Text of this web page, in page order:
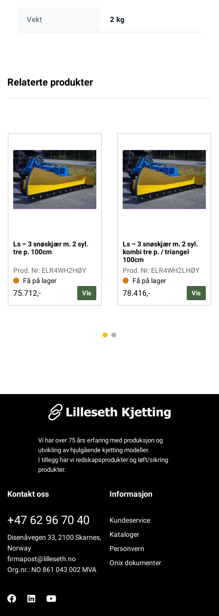
Vekt 2 kg
Relaterte produkter
Ls – 3 snøskjær m. 2 syl.
tre p. 100cm
Prod. Nr: ELR4WH2HØY
Få på lager
75.712,- Vis
Ls – 3 snøskjær m. 2 syl.
kombi tre p. / triangel
100cm
Prod. Nr: ELR4WH2LHØY
Få på lager
78.416,- Vis
Vi har over 75 års erfaring med produksjon og
utvikling av hjulgående kjetting modeller.
I tillegg har vi redskapsprodukter og løft/sikring
produkter.
Kontakt oss
+47 62 96 70 40
Disenåvegen 33, 2100 Skarnes,
Norway
firmapost@lilleseth.no
Org.nr.: NO 861 043 002 MVA
Informasjon
Kundeservice
Kataloger
Personvern
Onix dokumenter